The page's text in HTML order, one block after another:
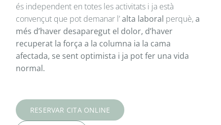
és independent en totes les activitats i ja està
convençut que pot demanar l’alta laboral perquè,a
més d’haver desaparegut el dolor, d’haver
recuperat la força a la columna ia la cama
afectada, se sent optimista i ja pot fer una vida
normal.
RESERVAR CITA ONLINE